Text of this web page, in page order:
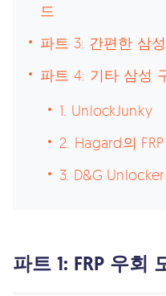
드
파트 3: 간편한 삼
파트 4: 기타 삼성
1. UnlockJunky
2. Hagard의
3. D&G
파트 1: FRP 우회